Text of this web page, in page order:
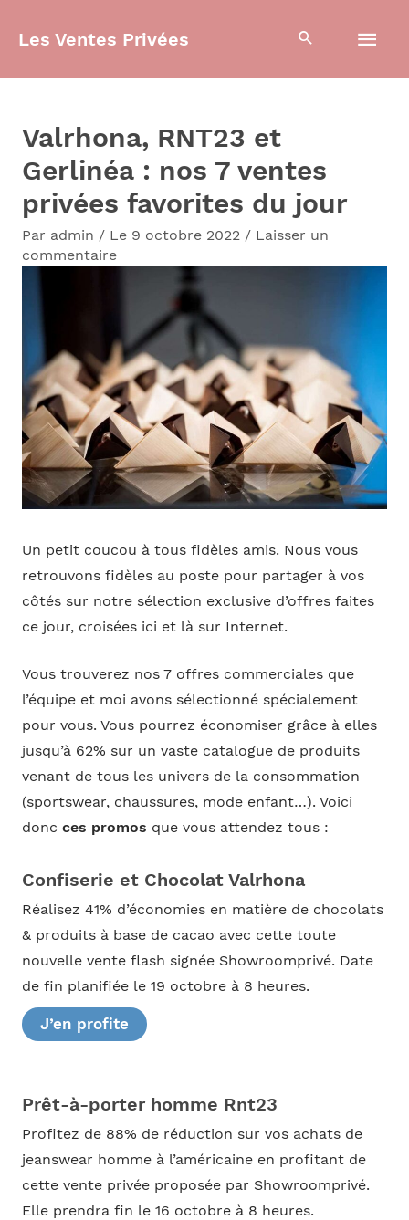
Les Ventes Privées
Valrhona, RNT23 et
Gerlinéa : nos 7 ventes
privées favorites du jour
Par admin / Le 9 octobre 2022 / Laisser un
commentaire
Un petit coucou à tous fidèles amis. Nous vous
retrouvons fidèles au poste pour partager à vos
côtés sur notre sélection exclusive d’offres faites
ce jour, croisées ici et là sur Internet.
Vous trouverez nos 7 offres commerciales que
l’équipe et moi avons sélectionné spécialement
pour vous. Vous pourrez économiser grâce à elles
jusqu’à 62% sur un vaste catalogue de produits
venant de tous les univers de la consommation
(sportswear, chaussures, mode enfant…). Voici
donc ces promos que vous attendez tous :
Confiserie et Chocolat Valrhona
Réalisez 41% d’économies en matière de chocolats
& produits à base de cacao avec cette toute
nouvelle vente flash signée Showroomprivé. Date
de fin planifiée le 19 octobre à 8 heures.
J’en profite
Prêt-à-porter homme Rnt23
Profitez de 88% de réduction sur vos achats de
jeanswear homme à l’américaine en profitant de
cette vente privée proposée par Showroomprivé.
Elle prendra fin le 16 octobre à 8 heures.